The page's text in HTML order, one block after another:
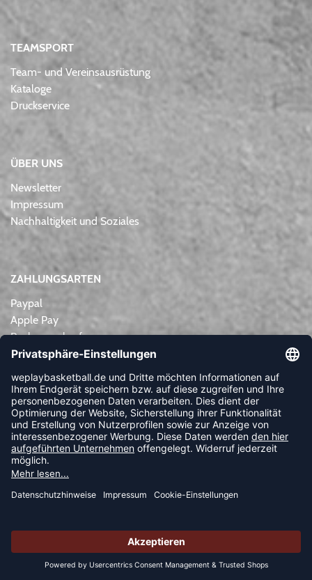
TEAMSPORT
Team- und Vereinsausrüstung
Kataloge
Druckservice
ÜBER UNS
Newsletter
Impressum
Nachhaltigkeit und Soziales
ZAHLUNGSARTEN
Paypal
Apple Pay
Rechnungskauf
Lastschrift
Kreditkarte
Vorkasse
NEWSLETTER